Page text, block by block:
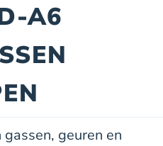
A6
geuren en